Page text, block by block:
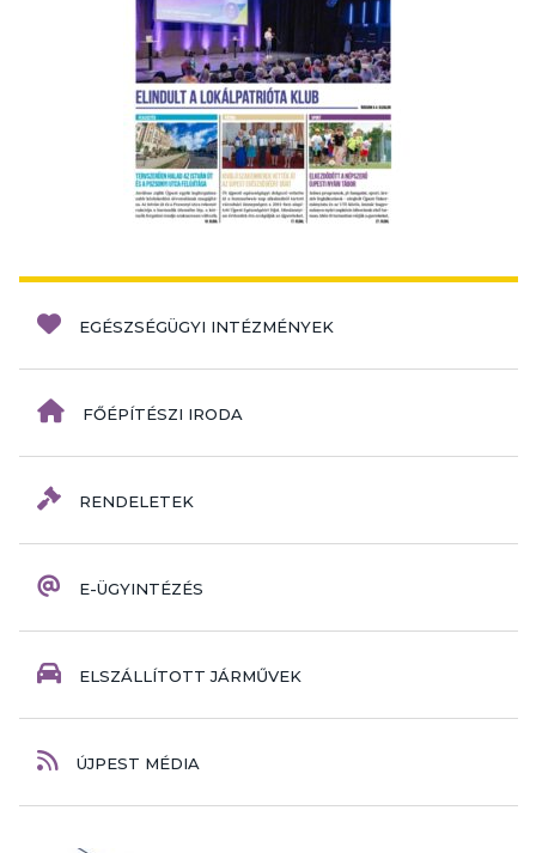
EGÉSZSÉGÜGYI INTÉZMÉNYEK
FŐÉPÍTÉSZI IRODA
RENDELETEK
E-ÜGYINTÉZÉS
ELSZÁLLÍTOTT JÁRMŰVEK
ÚJPEST MÉDIA